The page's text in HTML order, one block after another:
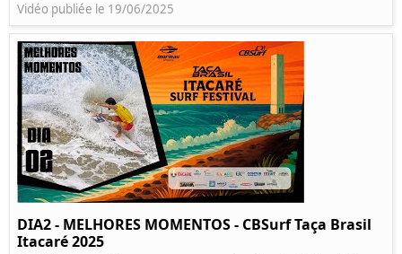
Vidéo publiée le 19/06/2025
DIA2 - MELHORES MOMENTOS - CBSurf Taça Brasil
Itacaré 2025